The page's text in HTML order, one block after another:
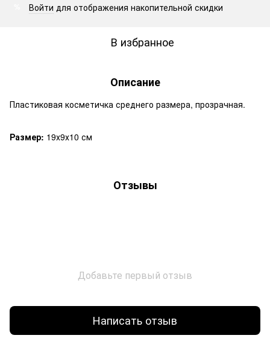
Войти для отображения накопительной скидки
В избранное
Описание
Пластиковая косметичка среднего размера, прозрачная.
Размер: 19х9х10 см
Отзывы
Добавьте первый отзыв
Написать отзыв